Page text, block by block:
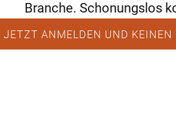
Branche. Schonungslos
ANMELDEN UND KEINEN